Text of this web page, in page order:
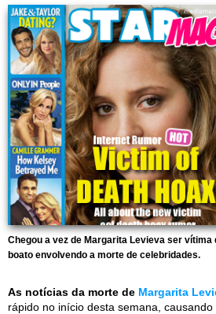
Chegou a vez de Margarita Levieva ser vítima
boato envolvendo a morte de celebridades.
As notícias da morte de Margarita
rápido no início desta semana,